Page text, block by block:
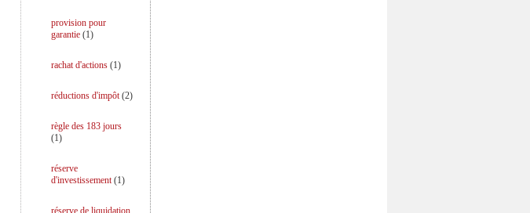
provision pour
garantie(1)
rachat d'actions(1)
réductions d'impôt(2)
règle des 183 jours
(1)
réserve
d'investissement(1)
réserve de liquidation